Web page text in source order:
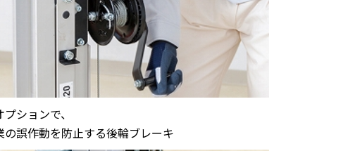
ションで、
の誤作動を防止する後輪ブレーキ